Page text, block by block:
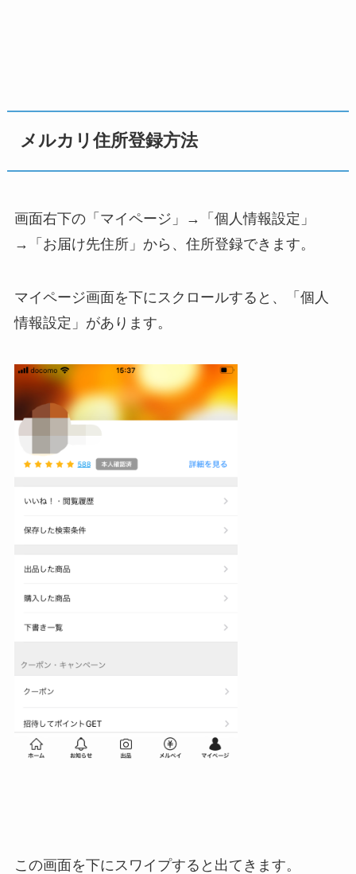
メルカリ住所登録方法
画面右下の「マイページ」→「個人情報設定」
→「お届け先住所」から、住所登録できます。
マイページ画面を下にスクロールすると、「個人
情報設定」があります。
この画面を下にスワイプすると出てきます。